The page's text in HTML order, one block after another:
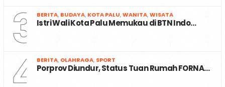
3 BERITA, BUDAYA, KOTA PALU,WANITA,WISATA
Istri Wali Kota Palu Memukau di BTN Indo…
4 BERITA, OLAHRAGA, SPORT
Porprov Diundur, Status Tuan Rumah FORNA…